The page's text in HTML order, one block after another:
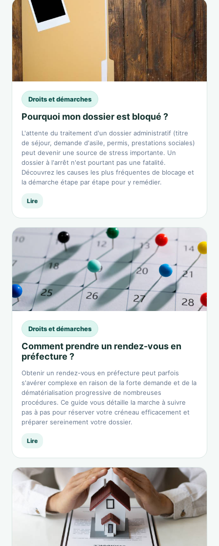
Droits et démarches
Pourquoi mon dossier est bloqué ?
L'attente du traitement d'un dossier administratif (titre
de séjour, demande d'asile, permis, prestations sociales)
peut devenir une source de stress importante. Un
dossier à l'arrêt n'est pourtant pas une fatalité.
Découvrez les causes les plus fréquentes de blocage et
la démarche étape par étape pour y remédier.
Lire
Droits et démarches
Comment prendre un rendez-vous en
préfecture ?
Obtenir un rendez-vous en préfecture peut parfois
s'avérer complexe en raison de la forte demande et de la
dématérialisation progressive de nombreuses
procédures. Ce guide vous détaille la marche à suivre
pas à pas pour réserver votre créneau efficacement et
préparer sereinement votre dossier.
Lire